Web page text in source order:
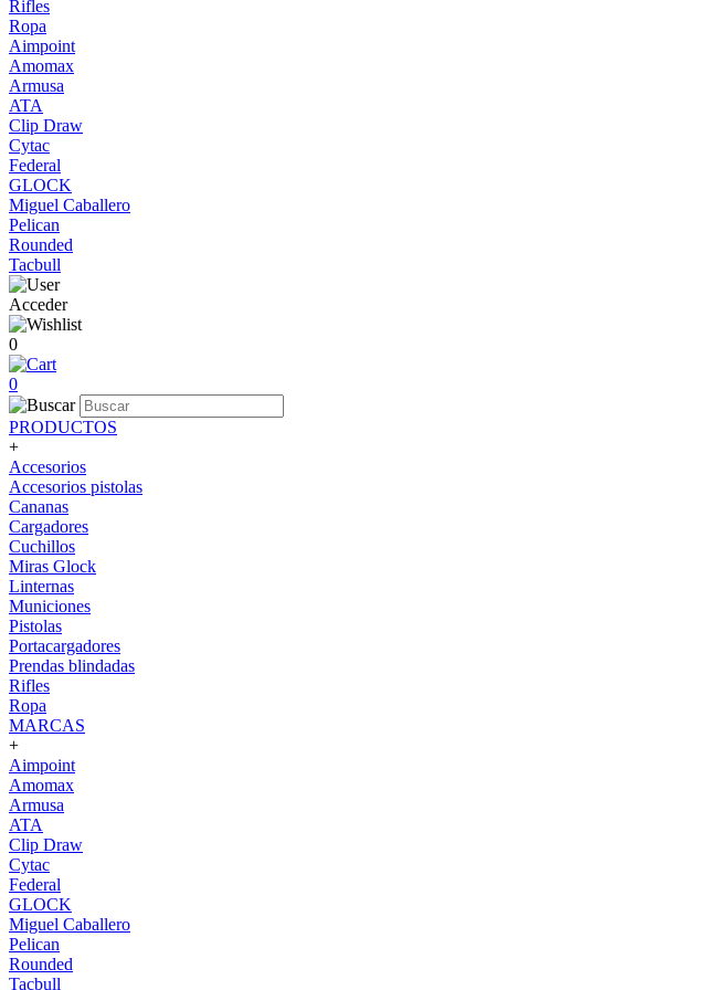
Rifles
Ropa
Aimpoint
Amomax
Armusa
ATA
Clip Draw
Cytac
Federal
GLOCK
Miguel Caballero
Pelican
Rounded
Tacbull
Acceder
0
0
PRODUCTOS
+
Accesorios
Accesorios pistolas
Cananas
Cargadores
Cuchillos
Miras Glock
Linternas
Municiones
Pistolas
Portacargadores
Prendas blindadas
Rifles
Ropa
MARCAS
+
Aimpoint
Amomax
Armusa
ATA
Clip Draw
Cytac
Federal
GLOCK
Miguel Caballero
Pelican
Rounded
Tacbull